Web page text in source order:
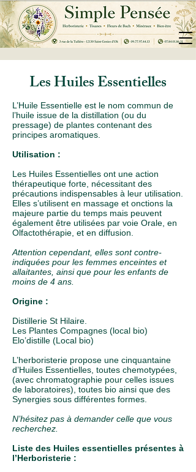
Les Huiles Essentielles
L’Huile Essentielle est le nom commun de
l’huile issue de la distillation (ou du
pressage) de plantes contenant des
principes aromatiques.
Utilisation :
Les Huiles Essentielles ont une action
thérapeutique forte, nécessitant des
précautions indispensables à leur utilisation.
Elles s’utilisent en massage et onctions la
majeure partie du temps mais peuvent
également être utilisées par voie Orale, en
Olfactothérapie, et en diffusion.
Attention cependant, elles sont contre-
indiquées pour les femmes enceintes et
allaitantes, ainsi que pour les enfants de
moins de 4 ans.
Origine :
Distillerie St Hilaire.
Les Plantes Compagnes (local bio)
Elo’distille (Local bio)
L’herboristerie propose une cinquantaine
d’Huiles Essentielles, toutes chemotypées,
(avec chromatographie pour celles issues
de laboratoires), toutes bio ainsi que des
Synergies sous différentes formes.
N’hésitez pas à demander celle que vous
recherchez.
Liste des Huiles essentielles présentes à
l’Herboristerie :